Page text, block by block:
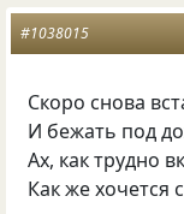
#1038015
Скоро снова
И бежать под
Ах, как трудно
Как же хочется